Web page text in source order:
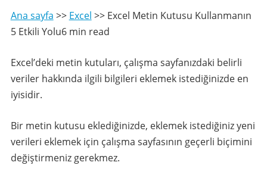
Ana sayfa >> Excel >> Excel Metin Kutusu Kullanmanın
5 Etkili Yolu6 min read
Excel’deki metin kutuları, çalışma sayfanızdaki belirli
veriler hakkında ilgili bilgileri eklemek istediğinizde en
iyisidir.
Bir metin kutusu eklediğinizde, eklemek istediğiniz yeni
verileri eklemek için çalışma sayfasının geçerli biçimini
değiştirmeniz gerekmez.